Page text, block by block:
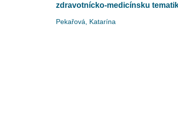
zdravotnícko-medicínsku
Pekařová, Katarína